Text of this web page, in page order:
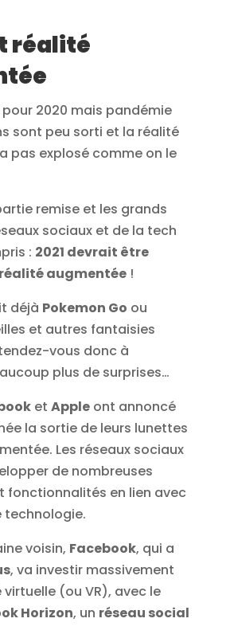
réalité
2020 mais pandémie
sont peu sorti et la réalité
pas explosé comme on le
remise et les grands
sociaux et de la tech
: 2021 devrait être
augmentée!
déjà Pokemon Go ou
et autres fantaisies
vous donc à
plus de surprises…
et Appleont annoncé
la sortie de leurs lunettes
Les réseaux sociaux
de nombreuses
fonctionnalités en lien avec
technologie.
voisin, Facebook, qui a
, va investir massivement
(ou VR), avec le
Horizon, un réseau social